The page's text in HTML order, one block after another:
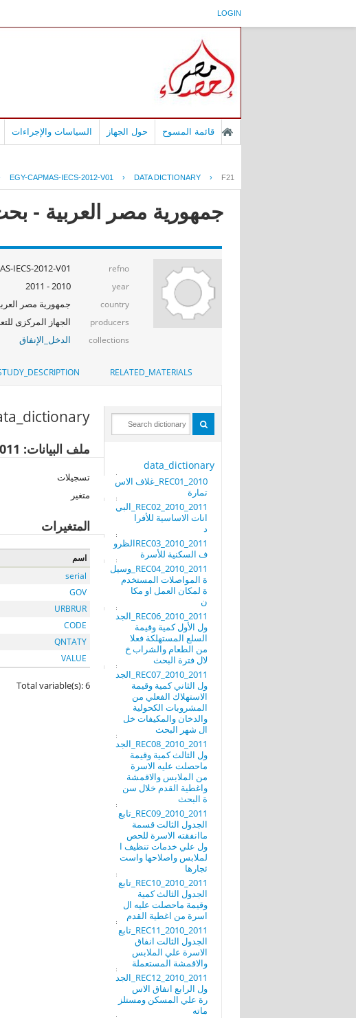
LOGIN
قائمة المسوح حول الجهاز السياسات والإجراءات
EGY-CAPMAS-IECS-2012-V01 › DATA DICTIONARY › F21
جمهورية مصر العربية - بحث
refno
IECS-2012-V01
year
2010 - 2011
country جمهورية مصر
producers الجهاز المركزى
collections الدخل_الإنفاق
RELATED_MATERIALS
data_dictionary
REC01_2010_غلاف الاس
تمارة
REC02_2010_2011_البي
انات الاساسية للأفرا
د
REC03_2010_2011الظرو
ف السكنية للأسرة
REC04_2010_2011_وسيل
ة المواصلات المستخدم
ة لمكان العمل او مكا
ن
REC06_2010_2011_الجد
ول الأول كمية وقيمة
السلع المستهلكة فعلا
من الطعام والشراب خ
لال فترة البحث
REC07_2010_2011_الجد
ول الثاني كمية وقيمة
الاستهلاك الفعلي من
المشروبات الكحولية
والدخان والمكيفات خل
ال شهر البحث
REC08_2010_2011_الجد
ول الثالث كمية وقيمة
ماحصلت عليه الاسرة
من الملابس والاقمشة
واغطية القدم خلال سن
ة البحث
REC09_2010_2011_تابع
الجدول الثالت قسمة
ماانفقته الاسرة للحص
ول علي خدمات تنظيف ا
لملابس واصلاحها واست
ئجارها
REC10_2010_2011_تابع
الجدول الثالث كمية
وقيمة ماحصلت عليه ال
اسرة من اغطية القدم
REC11_2010_2011_تابع
الجدول الثالت انفاق
الاسرة علي الملابس
والاقمشة المستعملة
REC12_2010_2011_الجد
ول الرابع انفاق الاس
رة علي المسكن ومستلز
ماته
ملف البيانات: REC10_2010_2011_تابع الجدول الثالث كمية وقيمة ماحصلت عليه الاسرة من اغطية القدم
تسجيلات
متغير
المتغيرات
اسم
serial
GOV
URBRUR
CODE
QNTATY
VALUE
Total variable(s): 6